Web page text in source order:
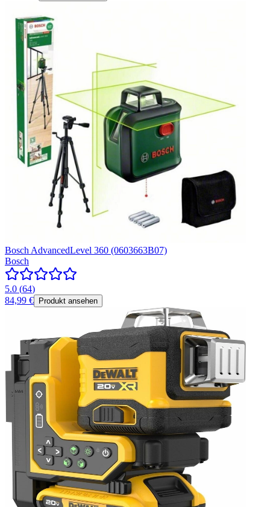
Bosch AdvancedLevel 360 (0603663B07)
Bosch
5.0 (64)
84,99 €
Produkt ansehen